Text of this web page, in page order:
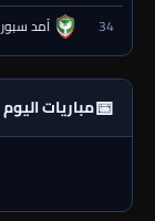
34 آمد سبور
📅مباريات اليوم